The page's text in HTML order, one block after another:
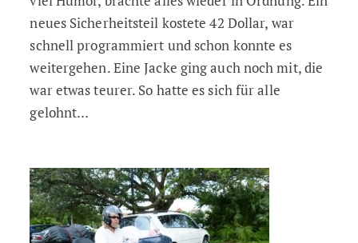
neues Sicherheitsteil kostete 42 Dollar, war
schnell programmiert und schon konnte es
weitergehen. Eine Jacke ging auch noch mit, die
war etwas teurer. So hatte es sich für alle
gelohnt…